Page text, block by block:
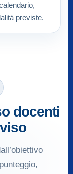
previste.
docenti